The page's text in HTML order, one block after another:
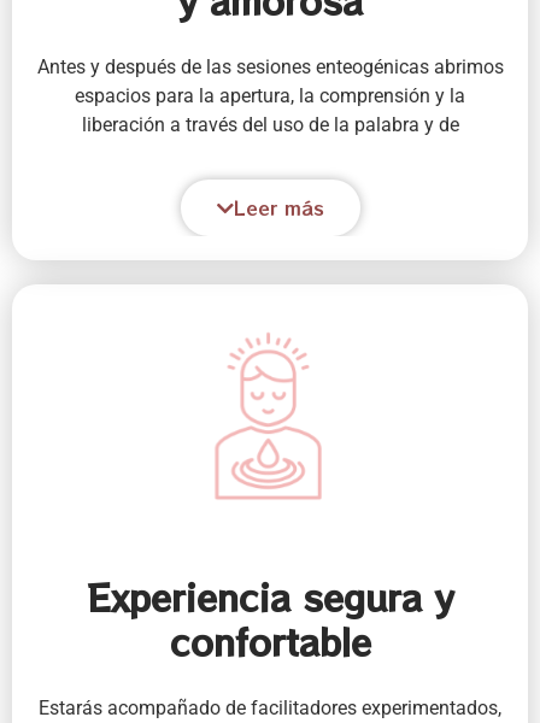
Antes y después de las sesiones enteogénicas abrimos
espacios para la apertura, la comprensión y la
liberación a través del uso de la palabra y de
terapéutico tiene su lugar pero donde no se “hace
terapia” y donde lo espiritual tiene su lugar pero sin
“maestros” ni “discípulos”, dejando que fluya la
Leer más
Experiencia segura y
confortable
Estarás acompañado de facilitadores experimentados,